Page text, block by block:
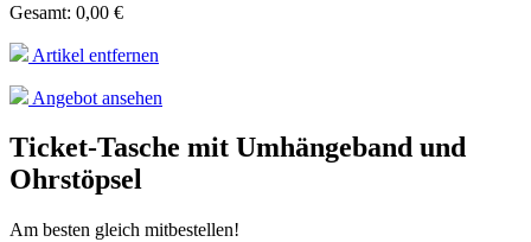
Gesamt: 0,00 €
Artikel entfernen
Angebot ansehen
Ticket-Tasche mit Umhängeband und
Ohrstöpsel
Am besten gleich mitbestellen!